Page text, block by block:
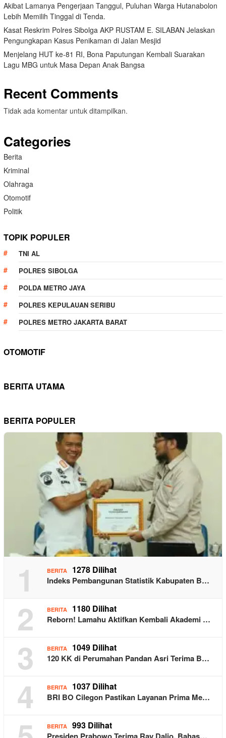
Akibat Lamanya Pengerjaan Tanggul, Puluhan Warga Hutanabolon
Lebih Memilih Tinggal di Tenda.
Kasat Reskrim Polres Sibolga AKP RUSTAM E. SILABAN Jelaskan
Pengungkapan Kasus Penikaman di Jalan Mesjid
Menjelang HUT ke-81 RI, Bona Paputungan Kembali Suarakan
Lagu MBG untuk Masa Depan Anak Bangsa
Recent Comments
Tidak ada komentar untuk ditampilkan.
Categories
Berita
Kriminal
Olahraga
Otomotif
Politik
TOPIK POPULER
TNI AL
POLRES SIBOLGA
POLDA METRO JAYA
POLRES KEPULAUAN SERIBU
POLRES METRO JAKARTA BARAT
OTOMOTIF
BERITA UTAMA
BERITA POPULER
1 BERITA 1278 Dilihat
Indeks Pembangunan Statistik Kabupaten B…
2 BERITA 1180 Dilihat
Reborn! Lamahu Aktifkan Kembali Akademi …
3 BERITA 1049 Dilihat
120 KK di Perumahan Pandan Asri Terima B…
4 BERITA 1037 Dilihat
BRI BO Cilegon Pastikan Layanan Prima Me…
BERITA 993 Dilihat